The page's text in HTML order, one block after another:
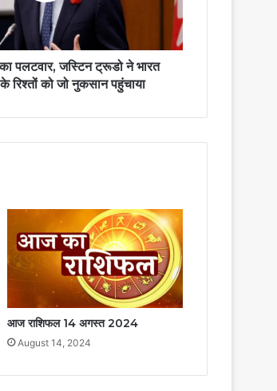
पलटवार, जस्टिन ट्रूडो ने भारत
रिश्तों को जो नुकसान पहुंचाया
आज राशिफल 14 अगस्त 2024
August 14, 2024